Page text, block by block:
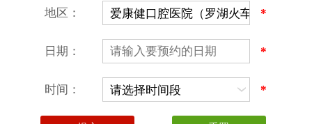
营业时间：9:00-18:00
（节假日照常上班）
微信线上预约：aikangjian1995
微信小程序：爱康健齿科
本网站信息仅供参考，不作为诊疗及医疗根据
地区： *
日期： *
时间： *